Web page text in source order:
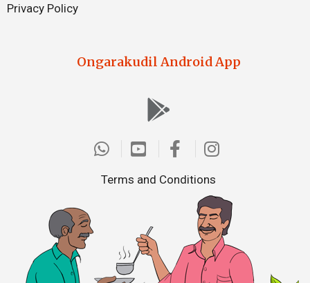
Privacy Policy
Ongarakudil Android App
Terms and Conditions